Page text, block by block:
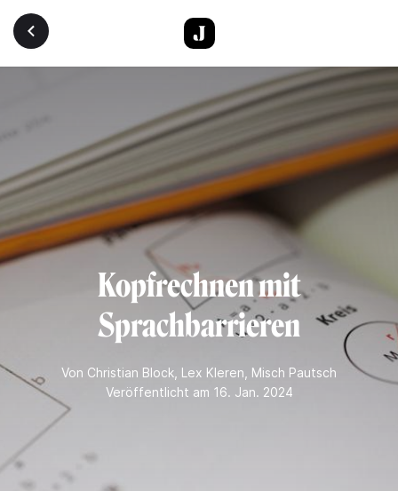
Direkt zum Inhalt
Kopfrechnen mit
Sprachbarrieren
Von Christian Block Lex Kleren Misch Pautsch
Veröffentlicht am 16. Jan. 2024